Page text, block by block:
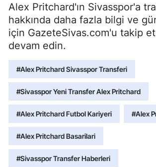
Alex Pritchard'ın Sivasspor'a
hakkında daha fazla bilgi ve
için GazeteSivas.com'u takip
devam edin.
#Alex Pritchard Sivasspor Transferi
#Sivasspor Yeni Transfer Alex Pritchard
#Alex Pritchard Futbol Kariyeri #Alex
#Alex Pritchard Basarilari
#Sivasspor Transfer Haberleri